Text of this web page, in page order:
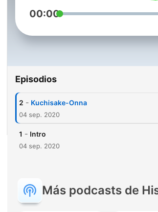
00:00
Episodios
2 - Kuchisake-Onna
04 sep. 2020
1 - Intro
04 sep. 2020
Más podcasts de